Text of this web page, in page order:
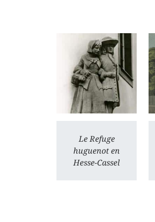
Le Refuge
huguenot en
Hesse-Cassel